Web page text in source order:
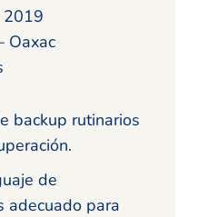
2019
Oaxac
backup rutinarios
de
adecuado para